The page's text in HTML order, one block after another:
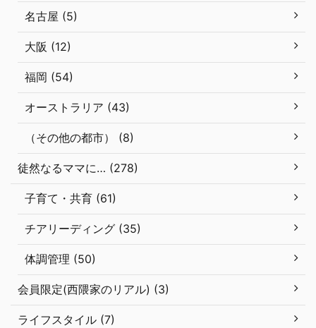
名古屋 (5)
大阪 (12)
福岡 (54)
オーストラリア (43)
（その他の都市） (8)
徒然なるママに… (278)
子育て・共育 (61)
チアリーディング (35)
体調管理 (50)
会員限定(西隈家のリアル) (3)
ライフスタイル (7)